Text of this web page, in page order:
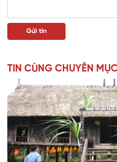
TIN CÙNG CHUYÊN MỤC